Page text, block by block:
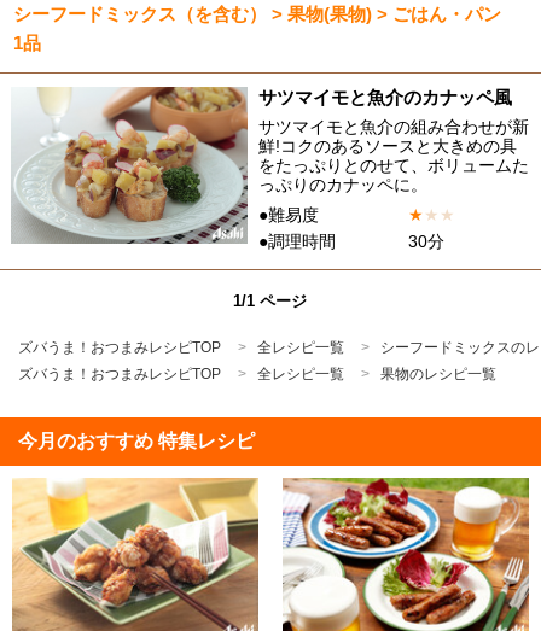
シーフードミックス（を含む） > 果物(果物) > ごはん・パン
1品
サツマイモと魚介のカナッペ風
サツマイモと魚介の組み合わせが新
鮮!コクのあるソースと大きめの具
をたっぷりとのせて、ボリュームた
っぷりのカナッペに。
●難易度
★★ ★
●調理時間
30分
1/1 ページ
ズバうま！おつまみレシピTOP 全レシピ一覧
シーフードミックスの
ズバうま！おつまみレシピTOP
全レシピ一覧 果物のレシピ一覧
今月のおすすめ 特集レシピ